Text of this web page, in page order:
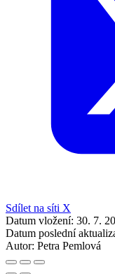
Sdílet na síti X
Datum vložení: 30. 7.
Datum poslední
Autor: Petra Pemlová